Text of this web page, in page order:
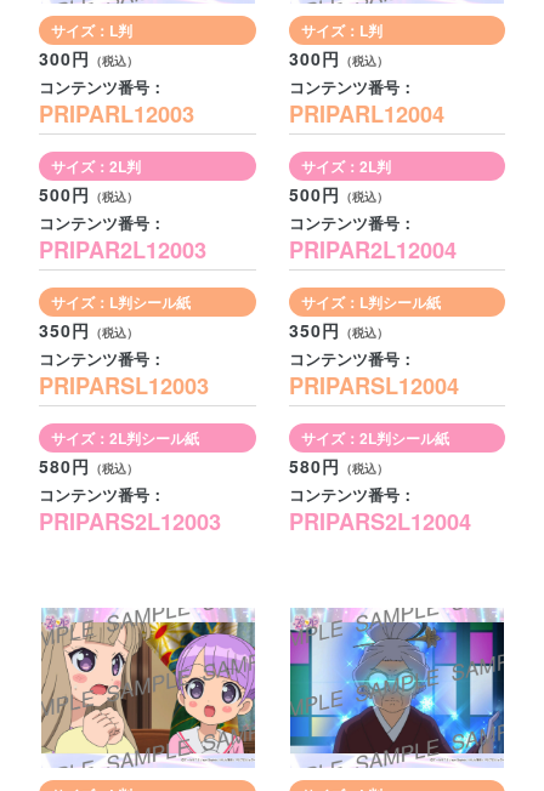
サイズ：L判
300円
コンテンツ番号：
PRIPARL12003
サイズ：2L判
500円
コンテンツ番号：
PRIPAR2L12003
サイズ：L判シール紙
350円
コンテンツ番号：
PRIPARSL12003
サイズ：2L判シール紙
580円
コンテンツ番号：
PRIPARS2L12003
サイズ：L判
300円
コンテンツ番号：
PRIPARL12004
サイズ：2L判
500円
コンテンツ番号：
PRIPAR2L12004
サイズ：L判シール紙
350円
コンテンツ番号：
PRIPARSL12004
サイズ：2L判シール紙
580円
コンテンツ番号：
PRIPARS2L12004